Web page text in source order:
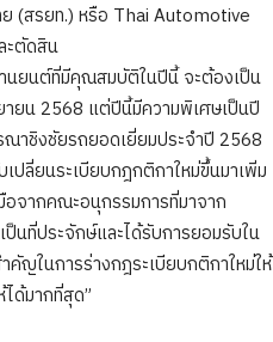
(สรยท.) หรือ Thai Automotive
ะตัดสิน
นยนต์ที่มีคุณสมบัติในปีนี้ จะต้องเป็น
ยน 2568 แต่ปีนี้มีความพิเศษเป็นปี
าชิงชัยรถยอดเยี่ยมประจำปี 2568
ปลี่ยนระเบียบกฎกติกาใหม่ขึ้นมาเพิ่ม
อจากคณะอนุกรรมการที่มาจาก
นที่ประจักษ์และได้รับการยอมรับใน
คัญในการร่างกฎระเบียบกติกาใหม่ให้
ด้มากที่สุด”